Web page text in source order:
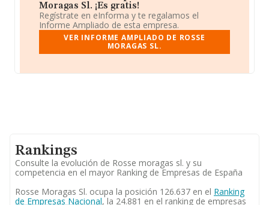
Moragas Sl. ¡Es gratis!
Regístrate en eInforma y te regalamos el
Informe Ampliado de esta empresa.
VER INFORME AMPLIADO DE ROSSE
MORAGAS SL.
Rankings
Consulte la evolución de Rosse moragas sl. y su
competencia en el mayor Ranking de Empresas de España
Rosse Moragas Sl. ocupa la posición 126.637 en el Ranking
de Empresas Nacional, la 24.881 en el ranking de empresas